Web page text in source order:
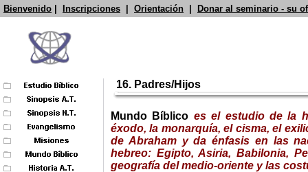
Bienvenido Inscripciones Orientación Donar al seminario - su
16. Padres/Hijos
Mundo Bíblico esel estudiode la
éxodo, la monarquía, el cisma, el
de Abraham y da énfasis en las
hebreo: Egipto, Asiria, Babilonia,
geografía del medio-oriente y las